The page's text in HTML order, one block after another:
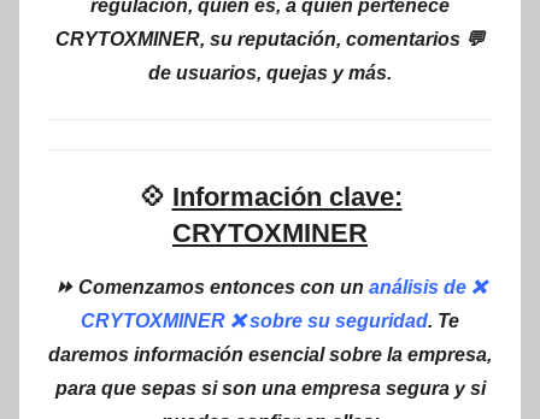
regulación, quién es, a quién pertenece
CRYTOXMINER, su reputación, comentarios 💬
de usuarios, quejas y más.
💠 Información clave:
CRYTOXMINER
⏩ Comenzamos entonces con un análisis de ❌
CRYTOXMINER ❌ sobre su seguridad. Te
daremos información esencial sobre la empresa,
para que sepas si son una empresa segura y si